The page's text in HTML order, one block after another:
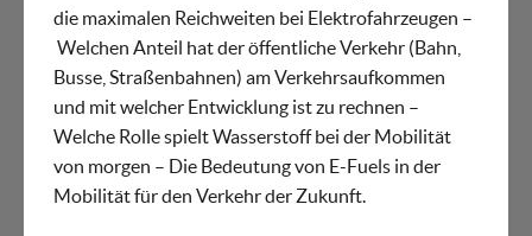
die maximalen Reichweiten bei Elektrofahrzeugen –
Welchen Anteil hat der öffentliche Verkehr (Bahn,
Busse, Straßenbahnen) am Verkehrsaufkommen
und mit welcher Entwicklung ist zu rechnen –
Welche Rolle spielt Wasserstoff bei der Mobilität
von morgen – Die Bedeutung von E-Fuels in der
Mobilität für den Verkehr der Zukunft.